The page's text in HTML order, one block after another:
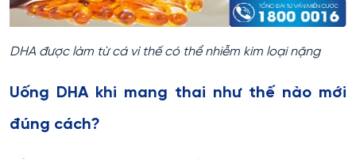
DHA được làm từ cá vì thế có thể nhiễm kim loại nặng
Uống DHA khi mang thai như thế nào mới
đúng cách?